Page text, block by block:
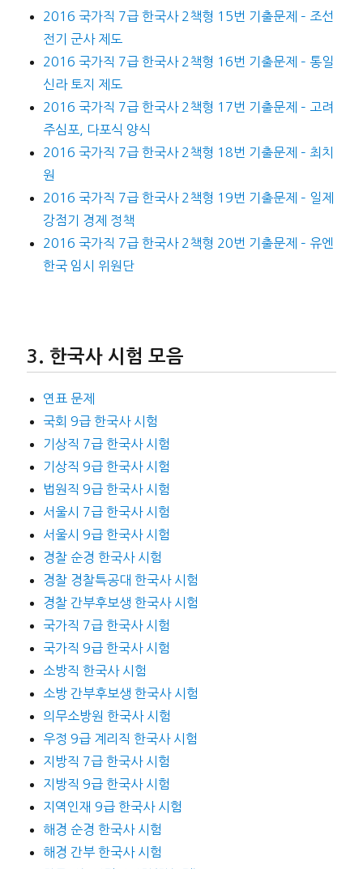
2016 국가직 7급 한국사 2책형 15번 기출문제 – 조선
전기 군사 제도
2016 국가직 7급 한국사 2책형 16번 기출문제 – 통일
신라 토지 제도
2016 국가직 7급 한국사 2책형 17번 기출문제 – 고려
주심포, 다포식 양식
2016 국가직 7급 한국사 2책형 18번 기출문제 – 최치
원
2016 국가직 7급 한국사 2책형 19번 기출문제 – 일제
강점기 경제 정책
2016 국가직 7급 한국사 2책형 20번 기출문제 – 유엔
한국 임시 위원단
한국사 시험 모음
연표 문제
국회 9급 한국사 시험
기상직 7급 한국사 시험
기상직 9급 한국사 시험
법원직 9급 한국사 시험
서울시 7급 한국사 시험
서울시 9급 한국사 시험
경찰 순경 한국사 시험
경찰 경찰특공대 한국사 시험
경찰 간부후보생 한국사 시험
국가직 7급 한국사 시험
국가직 9급 한국사 시험
소방직 한국사 시험
소방 간부후보생 한국사 시험
의무소방원 한국사 시험
우정 9급 계리직 한국사 시험
지방직 7급 한국사 시험
지방직 9급 한국사 시험
지역인재 9급 한국사 시험
해경 순경 한국사 시험
해경 간부 한국사 시험